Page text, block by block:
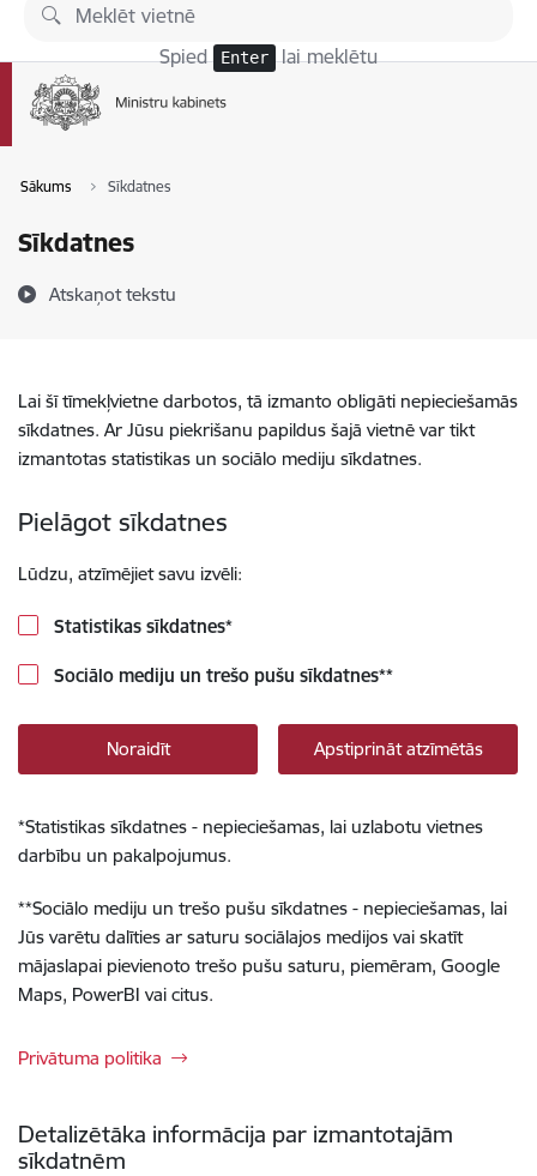
Pāriet uz lapas saturu
Spied Enter lai meklētu
Sākums Sīkdatnes
Sīkdatnes
Atskaņot tekstu
Lai šī tīmekļvietne darbotos, tā izmanto obligāti nepieciešamās
sīkdatnes. Ar Jūsu piekrišanu papildus šajā vietnē var tikt
izmantotas statistikas un sociālo mediju sīkdatnes.
Pielāgot sīkdatnes
Lūdzu, atzīmējiet savu izvēli:
Statistikas sīkdatnes*
Sociālo mediju un trešo pušu sīkdatnes**
Noraidīt Apstiprināt atzīmētās
*Statistikas sīkdatnes - nepieciešamas, lai uzlabotu vietnes
darbību un pakalpojumus.
**Sociālo mediju un trešo pušu sīkdatnes - nepieciešamas, lai
Jūs varētu dalīties ar saturu sociālajos medijos vai skatīt
mājaslapai pievienoto trešo pušu saturu, piemēram, Google
Maps, PowerBI vai citus.
Privātuma politika
Detalizētāka informācija par izmantotajām
sīkdatnēm